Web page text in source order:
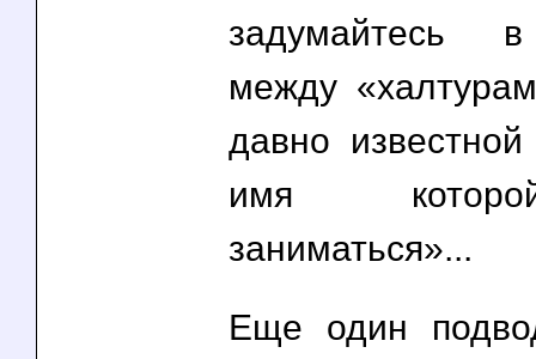
задумайтесь
между
давно
имя
заниматься»...
Еще один